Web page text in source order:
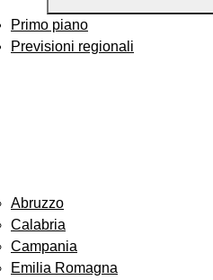
Primo piano
Previsioni regionali
Abruzzo
Calabria
Campania
Emilia Romagna